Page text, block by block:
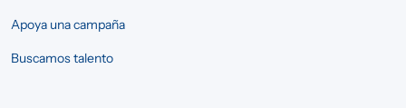
Apoya una campaña
Buscamos talento